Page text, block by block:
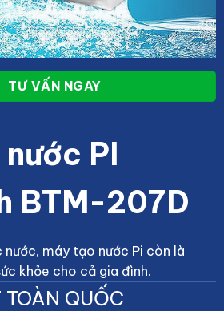
TƯ VẤN NGAY
PI
BTM-207D
nước, máy tạo nước Pi còn là
khỏe cho cả gia đình.
TOÀN QUỐC